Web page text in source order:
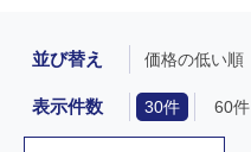
並び替え 価格の低い順
表示件数 30件 60件